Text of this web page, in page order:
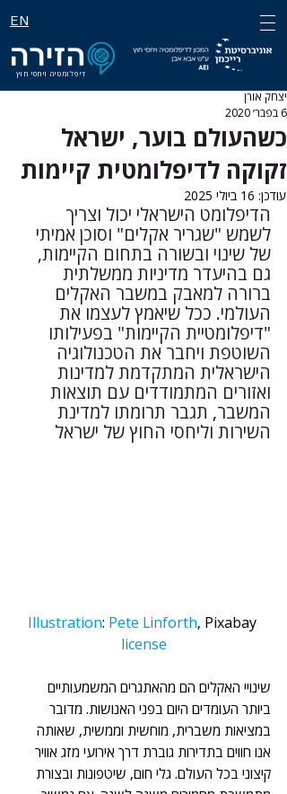
EN
דיפלומטיה ויחסי חוץ
כשהעולם בוער, ישראל
זקוקה לדיפלומטית קיימות
יצחק אורן
6 בפבר׳ 2020
עודכן: 16 ביולי 2025
הדיפלומט הישראלי יכול וצריך
לשמש "שגריר אקלים" וסוכן אמיתי
של שינוי ובשורה בתחום הקיימות,
גם בהיעדר מדיניות ממשלתית
ברורה למאבק במשבר האקלים
העולמי. ככל שיאמץ לעצמו את
"דיפלומטיית הקיימות" בפעילותו
השוטפת ויחבר את הטכנולוגיה
הישראלית המתקדמת למדינות
ואזורים המתמודדים עם תוצאות
המשבר, תגבר תרומתו למדינת
השירות וליחסי החוץ של ישראל
Illustration: Pete Linforth, Pixabay
license
שינויי האקלים הם מהאתגרים המשמעותיים
ביותר העומדים היום בפני האנושות. מדובר
במציאות משברית, מוחשית וממשית, שאותה
אנו חווים בתדירות גוברת דרך אירועי מזג אוויר
קיצוני בכל העולם. גלי חום, שיטפונות ובצורת